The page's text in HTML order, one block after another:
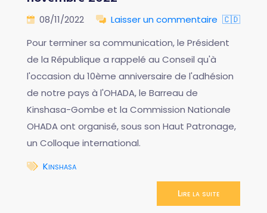
08/11/2022 Laisser un commentaire 🇨🇩
Pour terminer sa communication, le Président
de la République a rappelé au Conseil qu'à
l'occasion du 10ème anniversaire de l'adhésion
de notre pays à l'OHADA, le Barreau de
Kinshasa-Gombe et la Commission Nationale
OHADA ont organisé, sous son Haut Patronage,
un Colloque international.
Kinshasa
Lire la suite